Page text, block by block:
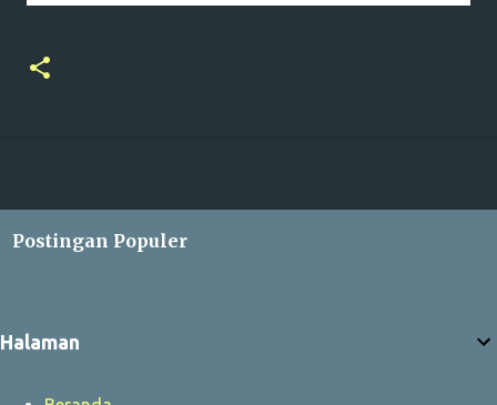
Postingan Populer
Halaman